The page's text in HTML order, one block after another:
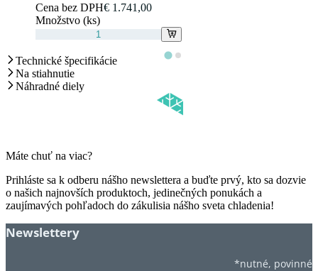
Cena bez DPH€ 1.741,00
Množstvo (ks)
Technické špecifikácie
Na stiahnutie
Náhradné diely
Máte chuť na viac?
Prihláste sa k odberu nášho newslettera a buďte prvý, kto sa dozvie
o našich najnovších produktoch, jedinečných ponukách a
zaujímavých pohľadoch do zákulisia nášho sveta chladenia!
Newslettery
*nutné, povinné